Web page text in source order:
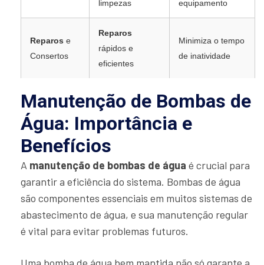
limpezas
equipamento
Reparos e
Consertos
Reparos
rápidos e
eficientes
Minimiza o tempo
de inatividade
Manutenção de Bombas de
Água: Importância e
Benefícios
A manutenção de bombas de água é crucial para
garantir a eficiência do sistema. Bombas de água
são componentes essenciais em muitos sistemas de
abastecimento de água, e sua manutenção regular
é vital para evitar problemas futuros.